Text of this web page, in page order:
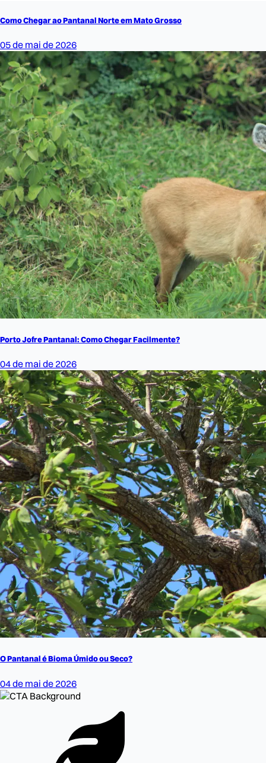
Como Chegar ao Pantanal Norte em Mato Grosso
05 de mai de 2026
Porto Jofre Pantanal: Como Chegar Facilmente?
04 de mai de 2026
O Pantanal é Bioma Úmido ou Seco?
04 de mai de 2026